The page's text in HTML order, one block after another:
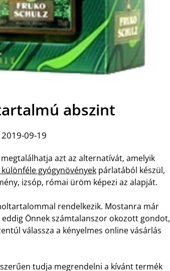
abszint
09-19
azt az alternatívát, amelyik
gyógynövények párlatából készül,
izsóp, római üröm képezi az alapját.
rendelkezik. Mostanra már
Önnek számtalanszor okozott gondot,
válassza a kényelmes online vásárlás
tudja megrendelni a kívánt termék